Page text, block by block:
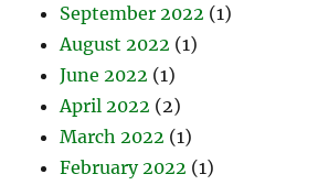
September 2022 (1)
August 2022 (1)
June 2022 (1)
April 2022 (2)
March 2022 (1)
February 2022 (1)